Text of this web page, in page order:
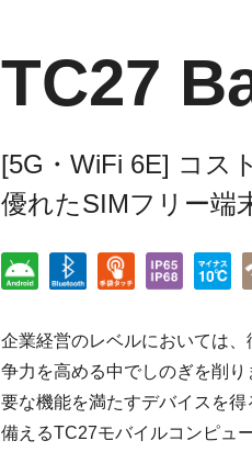
TC27
[5G・WiFi 6E] コス
優れたSIMフリー端
企業経営のレベルにおいては
争力を高める中でしのぎを削
要な機能を満たすデバイスを
備えるTC27モバイルコンピュ